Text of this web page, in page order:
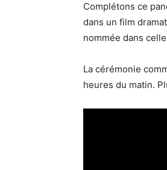
Complétons ce
dans un film
nommée dans
La cérémonie
heures du matin.